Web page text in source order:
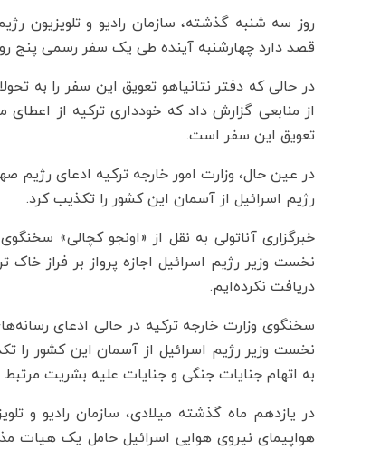
روز سه شنبه گذشته، سازمان رادیو و تلویزیون
قصد دارد چهارشنبه آینده طی یک سفر رسمی پنج
در حالی که دفتر نتانیاهو تعویق این سفر را به
از منابعی گزارش داد که خودداری ترکیه از اعطای
تعویق این سفر است.
در عین حال، وزارت امور خارجه ترکیه ادعای رژیم
رژیم اسرائیل از آسمان این کشور را تکذیب کرد.
خبرگزاری آناتولی به نقل از «اونجو کچالی»
نخست وزیر رژیم اسرائیل اجازه پرواز بر فراز
دریافت نکرده‌ایم.
سخنگوی وزارت خارجه ترکیه در حالی ادعای
نخست وزیر رژیم اسرائیل از آسمان این کشور را
به اتهام جنایات جنگی و جنایات علیه بشریت
هواپیمای نیروی هوایی اسرائیل حامل یک هیات